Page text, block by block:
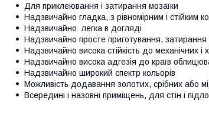
Для приклеювання і затирання мозаїки
Надзвичайно гладка, з рівномірним і стійким
Надзвичайно легка в догляді
Надзвичайно просте приготування,
Надзвичайно висока стійкість до механічних і
Надзвичайно висока адгезія до країв
Надзвичайно широкий спектр кольорів
Можливість додавання золотих, срібних або
Всередині і назовні приміщень, для стін і